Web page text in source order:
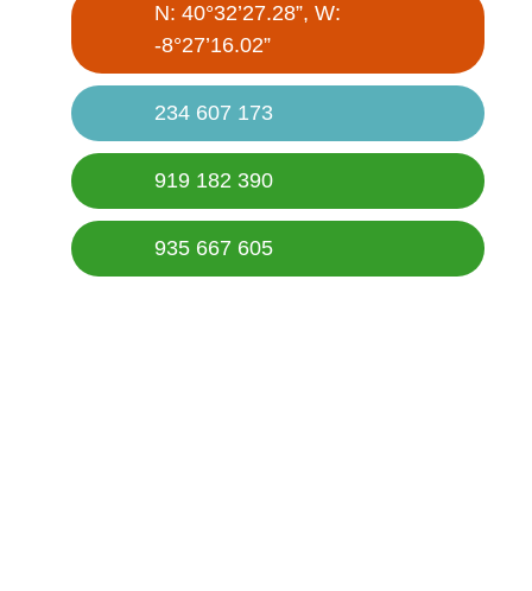
N: 40°32’27.28”, W:
-8°27’16.02”
234 607 173
919 182 390
935 667 605